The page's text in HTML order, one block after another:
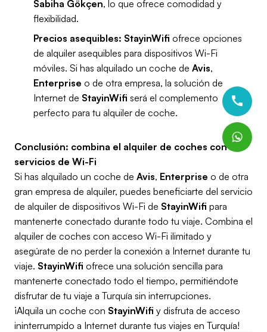
Sabiha Gökçen, lo que ofrece comodidad y
flexibilidad.
Precios asequibles: StayinWifi ofrece opciones
de alquiler asequibles para dispositivos Wi-Fi
móviles. Si has alquilado un coche de Avis,
Enterprise o de otra empresa, la solución de
Internet de StayinWifi será el complemento
perfecto para tu alquiler de coche.
Conclusión: combina el alquiler de coches con los
servicios de Wi-Fi
Si has alquilado un coche de Avis, Enterprise o de otra
gran empresa de alquiler, puedes beneficiarte del servicio
de alquiler de dispositivos Wi-Fi de StayinWifi para
mantenerte conectado durante todo tu viaje. Combina el
alquiler de coches con acceso Wi-Fi ilimitado y
asegúrate de no perder la conexión a Internet durante tu
viaje. StayinWifi ofrece una solución sencilla para
mantenerte conectado todo el tiempo, permitiéndote
disfrutar de tu viaje a Turquía sin interrupciones.
¡Alquila un coche con StayinWifi y disfruta de acceso
ininterrumpido a Internet durante tus viajes en Turquía!